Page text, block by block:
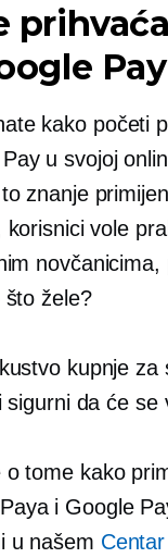
Pay
kako početi
u svojoj
znanje
korisnici vole
što žele?
kupnje za
sigurni da će se
o tome kako
i Google
u našem